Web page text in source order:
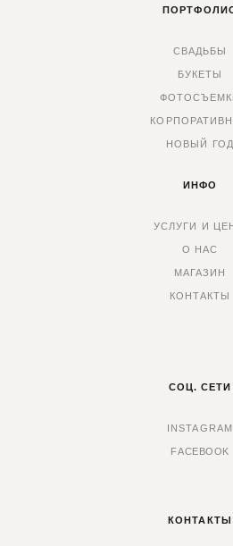
СВАДЬБЫ
БУКЕТЫ
НОВЫЙ ГОД
ИНФО
УСЛУГИ И
О НАС
МАГАЗИН
КОНТАКТЫ
СОЦ. СЕТИ
INSTAGRAM
FACEBOOK
КОНТАКТЫ